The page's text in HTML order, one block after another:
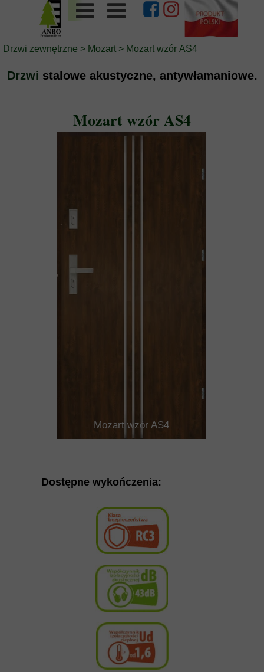
Drzwi zewnętrzne > Mozart > Mozart wzór AS4
Dostępne wykończenia:
Drzwi stalowe akustyczne, antywłamaniowe.
Mozart wzór AS4
Mozart wzór AS4